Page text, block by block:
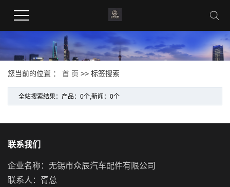
您当前的位置 ： 首 页 >> 标签搜索
全站搜索结果：产品：0个,新闻：0个
联系我们
企业名称：无锡市众辰汽车配件有限公司
联系人：胥总